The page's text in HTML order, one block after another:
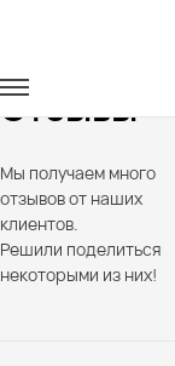
Отзывы
Мы получаем много
отзывов от наших
клиентов.
Решили поделиться
некоторыми из них!